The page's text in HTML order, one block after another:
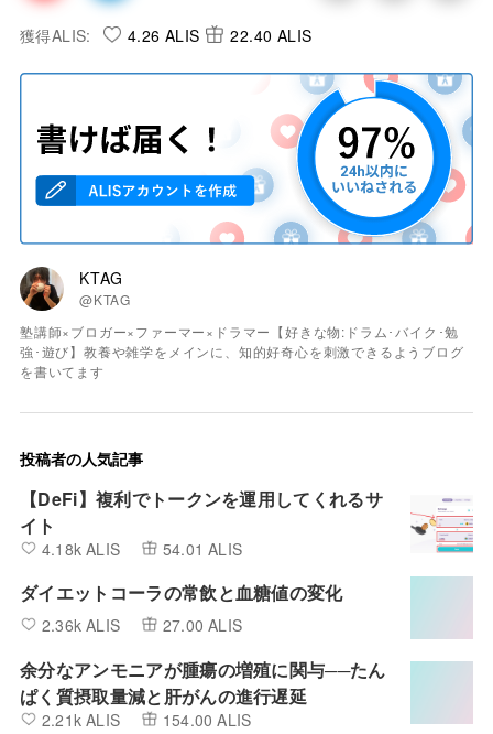
獲得ALIS: 4.26 ALIS 22.40 ALIS
KTAG
@KTAG
塾講師×ブロガー×ファーマー×ドラマー【好きな物:ドラム･バイク･勉
強･遊び】教養や雑学をメインに、知的好奇心を刺激できるようブログ
を書いてます
投稿者の人気記事
【DeFi】複利でトークンを運用してくれるサ
イト
4.18k ALIS 54.01 ALIS
ダイエットコーラの常飲と血糖値の変化
2.36k ALIS 27.00 ALIS
余分なアンモニアが腫瘍の増殖に関与──たん
ぱく質摂取量減と肝がんの進行遅延
2.21k ALIS 154.00 ALIS